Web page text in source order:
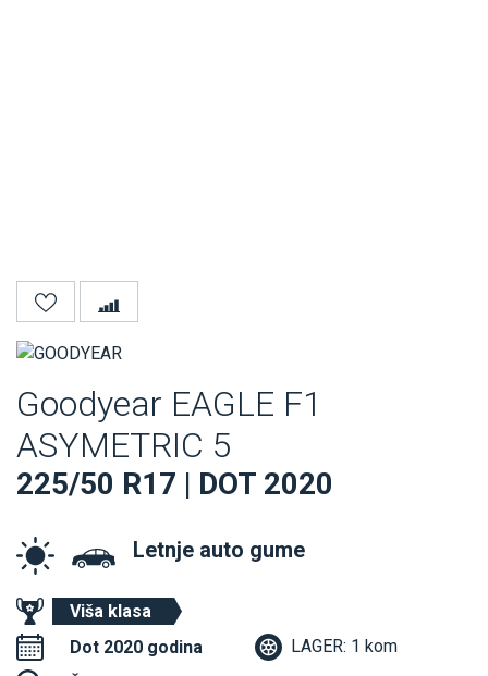
Goodyear EAGLE F1
ASYMETRIC 5
225/50 R17 | DOT 2020
Letnje auto gume
Viša klasa
Dot 2020 godina
LAGER: 1 kom